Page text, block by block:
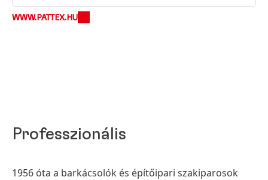
WWW.PATTEX.HU
Professzionális
1956 óta a barkácsolók és építőipari szakiparosok